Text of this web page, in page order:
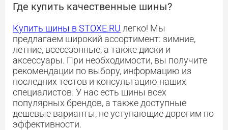
Где купить качественные шины?
Купить шины в STOXE.RU легко! Мы
предлагаем широкий ассортимент: зимние,
летние, всесезонные, а также диски и
аксессуары. При необходимости, вы получите
рекомендации по выбору, информацию из
последних тестов и консультацию наших
специалистов. У нас есть шины всех
популярных брендов, а также доступные
дешевые варианты, не уступающие дорогим по
эффективности.